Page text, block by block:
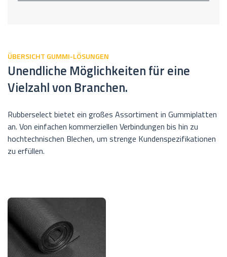
ÜBERSICHT GUMMI-LÖSUNGEN
Unendliche Möglichkeiten für eine
Vielzahl von Branchen.
Rubberselect bietet ein großes Assortiment in Gummiplatten
an. Von einfachen kommerziellen Verbindungen bis hin zu
hochtechnischen Blechen, um strenge Kundenspezifikationen
zu erfüllen.